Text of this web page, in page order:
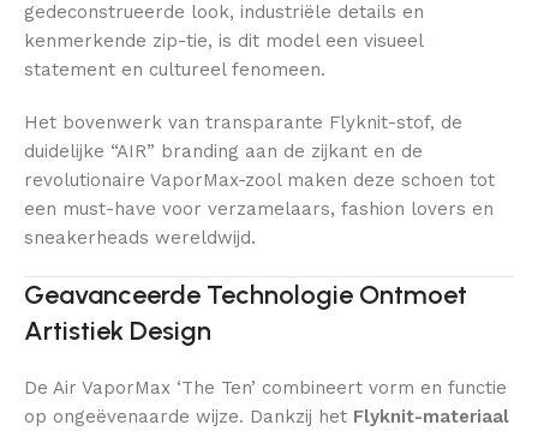
gedeconstrueerde look, industriële details en
kenmerkende zip-tie, is dit model een visueel
statement en cultureel fenomeen.
Het bovenwerk van transparante Flyknit-stof, de
duidelijke “AIR” branding aan de zijkant en de
revolutionaire VaporMax-zool maken deze schoen tot
een must-have voor verzamelaars, fashion lovers en
sneakerheads wereldwijd.
Geavanceerde Technologie Ontmoet
Artistiek Design
De Air VaporMax ‘The Ten’ combineert vorm en functie
op ongeëvenaarde wijze. Dankzij het Flyknit-materiaal